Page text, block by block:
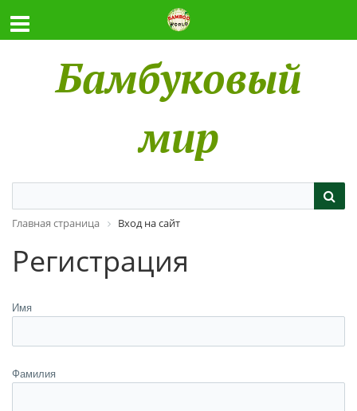
Бамбуковый
мир
Главная страница Вход на сайт
Регистрация
Имя
Фамилия